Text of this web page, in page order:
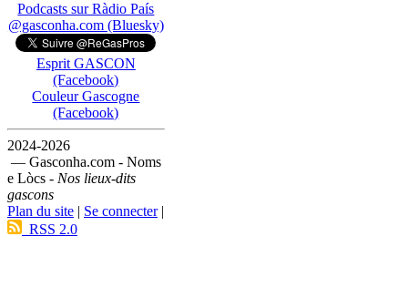
Podcasts sur Ràdio País
@gasconha.com (Bluesky)
Esprit GASCON
(Facebook)
Couleur Gascogne
(Facebook)
2024-2026
— Gasconha.com - Noms
e Lòcs - Nos lieux-dits
gascons
Plan du site | Se connecter|
RSS 2.0